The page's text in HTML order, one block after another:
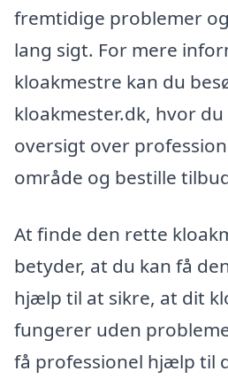
fremtidige problemer
lang sigt. For mere
kloakmestre kan du
kloakmester.dk, hvor
oversigt over
område og bestille
At finde den rette
betyder, at du kan få
hjælp til at sikre, at dit
fungerer uden
få professionel hjælp til